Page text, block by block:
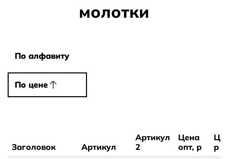
молотки
По алфавиту
По алфавиту
По цене
По цене
Заголовок Артикул
Артикул
2
Цена
опт, р
р